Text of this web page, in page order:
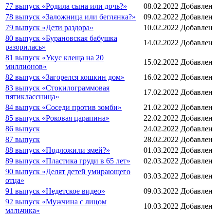
77 выпуск «Родила сына или дочь?»
08.02.2022 Добавлен
78 выпуск «Заложница или беглянка?»
09.02.2022 Добавлен
79 выпуск «Дети раздора»
10.02.2022 Добавлен
80 выпуск «Бурановская бабушка
разорилась»
14.02.2022 Добавлен
81 выпуск «Укус клеща на 20
миллионов»
15.02.2022 Добавлен
82 выпуск «Загорелся кошкин дом»
16.02.2022 Добавлен
83 выпуск «Стокилограммовая
пятиклассница»
17.02.2022 Добавлен
84 выпуск «Соседи против зомби»
21.02.2022 Добавлен
85 выпуск «Роковая царапина»
22.02.2022 Добавлен
86 выпуск
24.02.2022 Добавлен
87 выпуск
28.02.2022 Добавлен
88 выпуск «Подложили змей?»
01.03.2022 Добавлен
89 выпуск «Пластика груди в 65 лет»
02.03.2022 Добавлен
90 выпуск «Делят детей умирающего
отца»
03.03.2022 Добавлен
91 выпуск «Недетское видео»
09.03.2022 Добавлен
92 выпуск «Мужчина с лицом
мальчика»
10.03.2022 Добавлен